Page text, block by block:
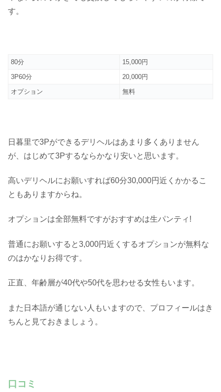
す。
80分
15,000円
3P60分
20,000円
オプション
無料
日暮里で3Pができるデリヘルはあまり多くありません
が、はじめて3Pするならかなり安いと思います。
高いデリヘルにお願いすれば60分30,000円近くかかるこ
ともありますからね。
オプションは全部無料ですがおすすめは生パンティ!
普通にお願いすると3,000円近くするオプションが無料な
のはかなりお得です。
正直、年齢層が40代や50代を思わせる女性もいます。
また日本語が通じない人もいますので、プロフィールはき
ちんと見ておきましょう。
口コミ